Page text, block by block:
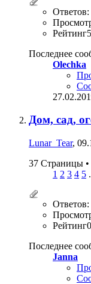
Ответов:
Последнее
Olechka
Дом, сад,
Lunar_Tear,
37 Страницы •
1 2 3 4 5
Ответов:
Последнее
Janna